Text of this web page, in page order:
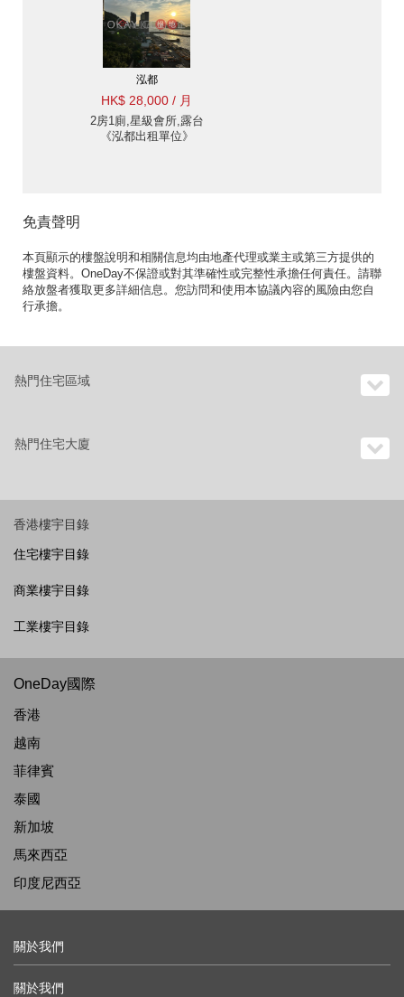
泓都
HK$ 28,000 / 月
2房1廁,星級會所,露台
《泓都出租單位》
免責聲明
本頁顯示的樓盤說明和相關信息均由地產代理或業主或第三方提供的
樓盤資料。OneDay不保證或對其準確性或完整性承擔任何責任。請聯
絡放盤者獲取更多詳細信息。您訪問和使用本協議內容的風險由您自
行承擔。
熱門住宅區域
熱門住宅大廈
香港樓宇目錄
住宅樓宇目錄
商業樓宇目錄
工業樓宇目錄
OneDay國際
香港
越南
菲律賓
泰國
新加坡
馬來西亞
印度尼西亞
關於我們
關於我們